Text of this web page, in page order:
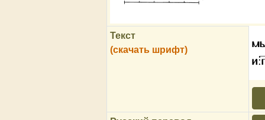
Текст
(скачать шрифт)